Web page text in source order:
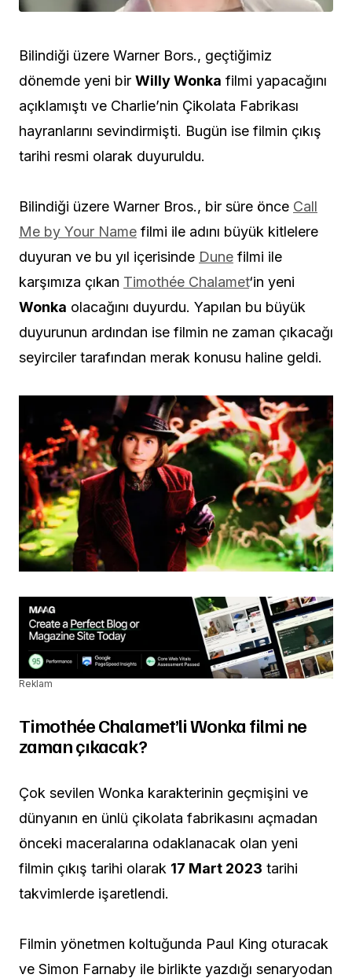
Bilindiği üzere Warner Bors., geçtiğimiz
dönemde yeni bir Willy Wonka filmi yapacağını
açıklamıştı ve Charlie’nin Çikolata Fabrikası
hayranlarını sevindirmişti. Bugün ise filmin çıkış
tarihi resmi olarak duyuruldu.
Bilindiği üzere Warner Bros., bir süre önce Call
Me by Your Name filmi ile adını büyük kitlelere
duyuran ve bu yıl içerisinde Dune filmi ile
karşımıza çıkan Timothée Chalamet‘in yeni
Wonka olacağını duyurdu. Yapılan bu büyük
duyurunun ardından ise filmin ne zaman çıkacağı
seyirciler tarafından merak konusu haline geldi.
Reklam
Timothée Chalamet’li Wonka filmi ne
zaman çıkacak?
Çok sevilen Wonka karakterinin geçmişini ve
dünyanın en ünlü çikolata fabrikasını açmadan
önceki maceralarına odaklanacak olan yeni
filmin çıkış tarihi olarak 17 Mart 2023 tarihi
takvimlerde işaretlendi.
Filmin yönetmen koltuğunda Paul King oturacak
ve Simon Farnaby ile birlikte yazdığı senaryodan